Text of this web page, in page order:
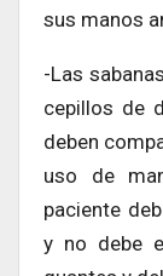
sus manos
-Las
cepillos de
deben
uso de
paciente
y no debe